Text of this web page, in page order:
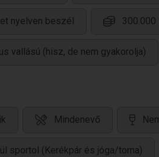
nyelven beszél 300.000
vallású (hisz, de nem gyakorolja)
Mindenevő
sportol (Kerékpár és jóga/torna)